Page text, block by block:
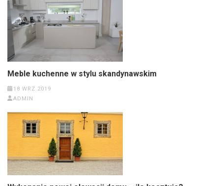
Meble kuchenne w stylu skandynawskim
18 WRZ 2019
ADMIN